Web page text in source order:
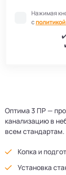
Нажимая
с
Оптима 3 ПР —
канализацию в
всем
Копка и
Установка